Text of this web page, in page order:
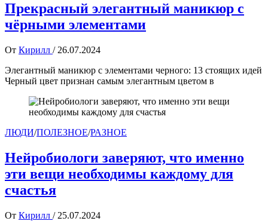
Прекрасный элегантный маникюр с
чёрными элементами
От Кирилл / 26.07.2024
Элегантный маникюр с элементами черного: 13 стоящих идей
Черный цвет признан самым элегантным цветом в
ЛЮДИ/ПОЛЕЗНОЕ/РАЗНОЕ
Нейробиологи заверяют, что именно
эти вещи необходимы каждому для
счастья
От Кирилл / 25.07.2024